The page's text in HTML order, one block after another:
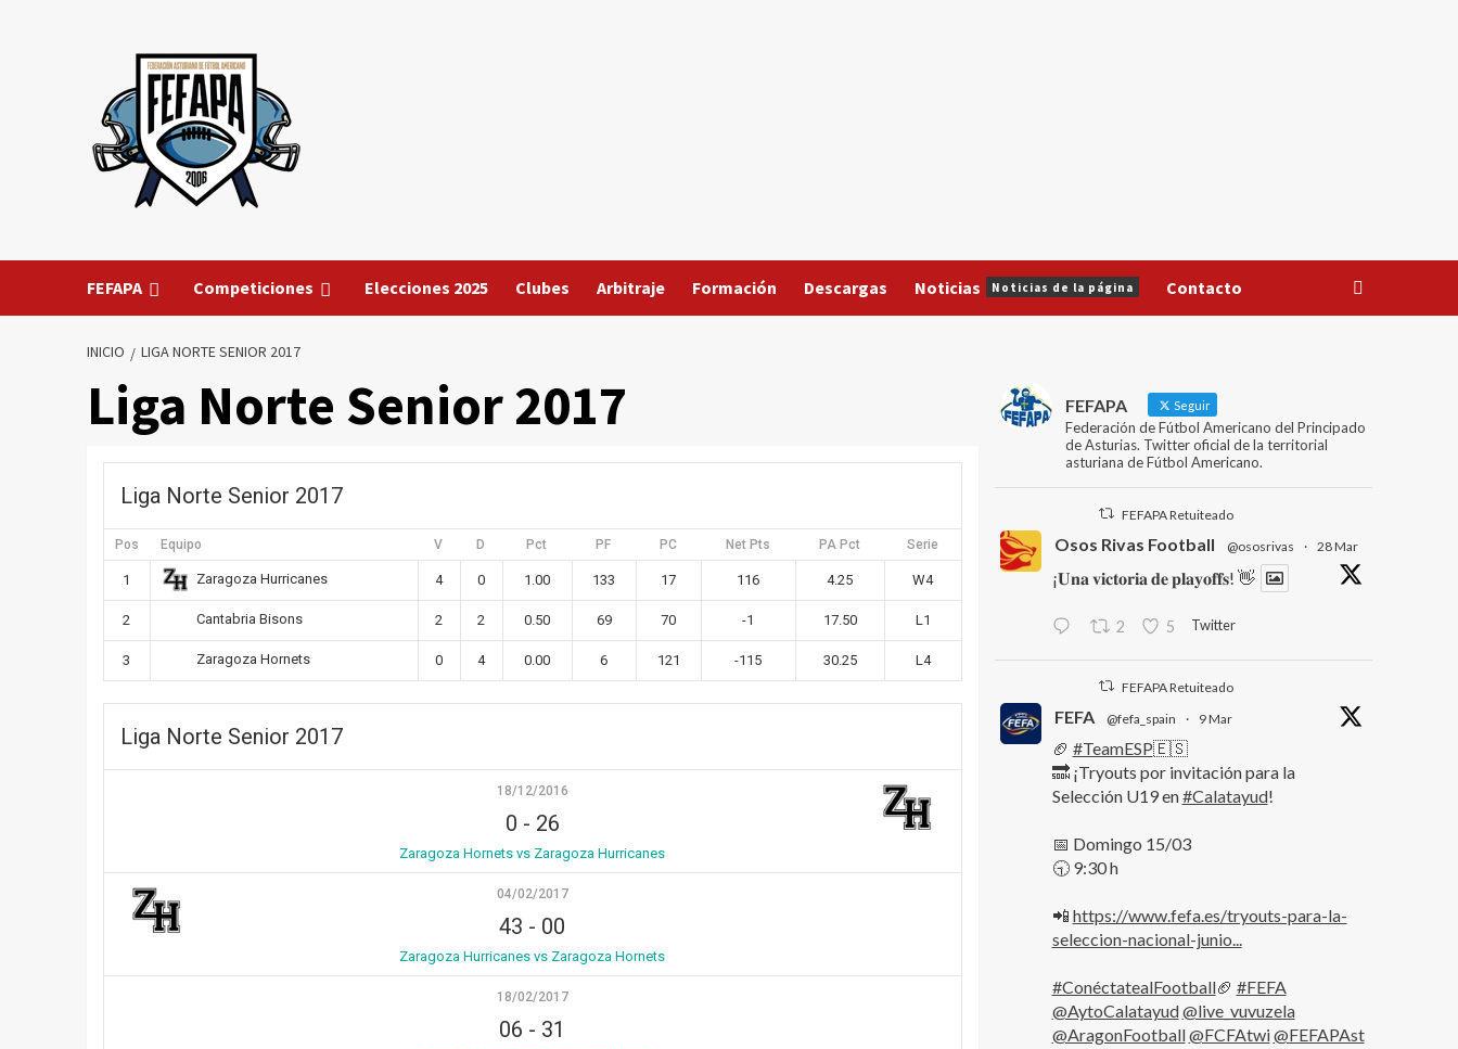
FEFAPA Competiciones Elecciones 2025 Clubes Arbitraje Formación Descargas Noticias Noticias de la página Contacto
INICIO LIGA NORTE SENIOR 2017
Liga Norte Senior 2017
Liga Norte Senior 2017
Pos Equipo V D Pct PF PC Net Pts PA Pct Serie
1 Zaragoza Hurricanes 4 0 1.00 133 17 116 4.25 W4
2 Cantabria Bisons 2 2 0.50 69 70 -1 17.50 L1
3 Zaragoza Hornets 0 4 0.00 6 121 -115 30.25 L4
Liga Norte Senior 2017
18/12/2016
0 - 26
Zaragoza Hornets vs Zaragoza Hurricanes
04/02/2017
43 - 00
Zaragoza Hurricanes vs Zaragoza Hornets
18/02/2017
06 - 31
FEFAPA Seguir
Federación de Fútbol Americano del Principado
de Asturias. Twitter oficial de la territorial
asturiana de Fútbol Americano.
FEFAPA Retuiteado
Osos Rivas Football @ososrivas · 28 Mar
¡𝐔𝐧𝐚 𝐯𝐢𝐜𝐭𝐨𝐫𝐢𝐚 𝐝𝐞 𝐩𝐥𝐚𝐲𝐨𝐟𝐟𝐬! 👋
2 5 Twitter
FEFAPA Retuiteado
FEFA @fefa_spain · 9 Mar
🏈 #TeamESP🇪🇸
🔜 ¡Tryouts por invitación para la
Selección U19 en#Calatayud!
📅 Domingo 15/03
🕤 9:30 h
📲 https://www.fefa.es/tryouts-para-la-
seleccion-nacional-junio...
#ConéctatealFootball🏈 #FEFA
@AytoCalatayud@live_vuvuzela
@AragonFootball@FCFAtwi@FEFAPAst